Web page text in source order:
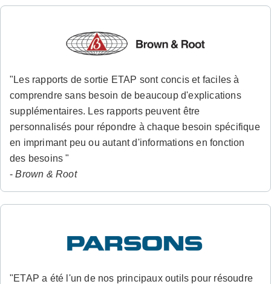
"Les rapports de sortie ETAP sont concis et faciles à
comprendre sans besoin de beaucoup d'explications
supplémentaires. Les rapports peuvent être
personnalisés pour répondre à chaque besoin spécifique
en imprimant peu ou autant d'informations en fonction
des besoins "
-Brown & Root
"ETAP a été l'un de nos principaux outils pour résoudre